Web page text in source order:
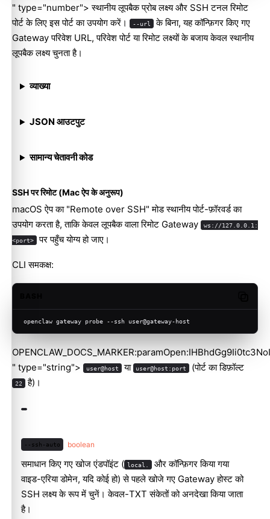
" type="number"> स्थानीय लूपबैक प्रोब लक्ष्य और SSH टनल रिमोट
पोर्ट के लिए इस पोर्ट का उपयोग करें।
--url के बिना, यह कॉन्फ़िगर किए गए
Gateway परिवेश URL, परिवेश पोर्ट या रिमोट लक्ष्यों के बजाय केवल स्थानीय
लूपबैक लक्ष्य चुनता है।
व्याख्या
JSON आउटपुट
सामान्य चेतावनी कोड
SSH पर रिमोट (Mac ऐप के अनुरूप)
macOS ऐप का "Remote over SSH" मोड स्थानीय पोर्ट-फ़ॉरवर्ड का
उपयोग करता है, ताकि केवल लूपबैक वाला रिमोट Gateway
ws://127.0.0.1:
<port> पर पहुँच योग्य हो जाए।
CLI समकक्ष:
openclaw gateway probe --ssh user@gateway-host
" type="string">
user@host या user@host:port (पोर्ट का डिफ़ॉल्ट
22 है)।
--ssh-auto boolean
समाधान किए गए खोज एंडपॉइंट ( local.
और कॉन्फ़िगर किया गया
वाइड-एरिया डोमेन, यदि कोई हो) से पहले खोजे गए Gateway होस्ट को
SSH लक्ष्य के रूप में चुनें। केवल-TXT संकेतों को अनदेखा किया जाता
है।